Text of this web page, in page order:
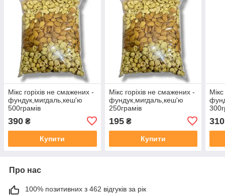
Мікс горіхів не смажених -
фундук,мигдаль,кеш'ю
500грамів
390 ₴
Купити
Мікс горіхів не смажених -
фундук,мигдаль,кеш'ю
250грамів
195₴
Купити
310
Про нас
100% позитивних з 462 відгуків за рік